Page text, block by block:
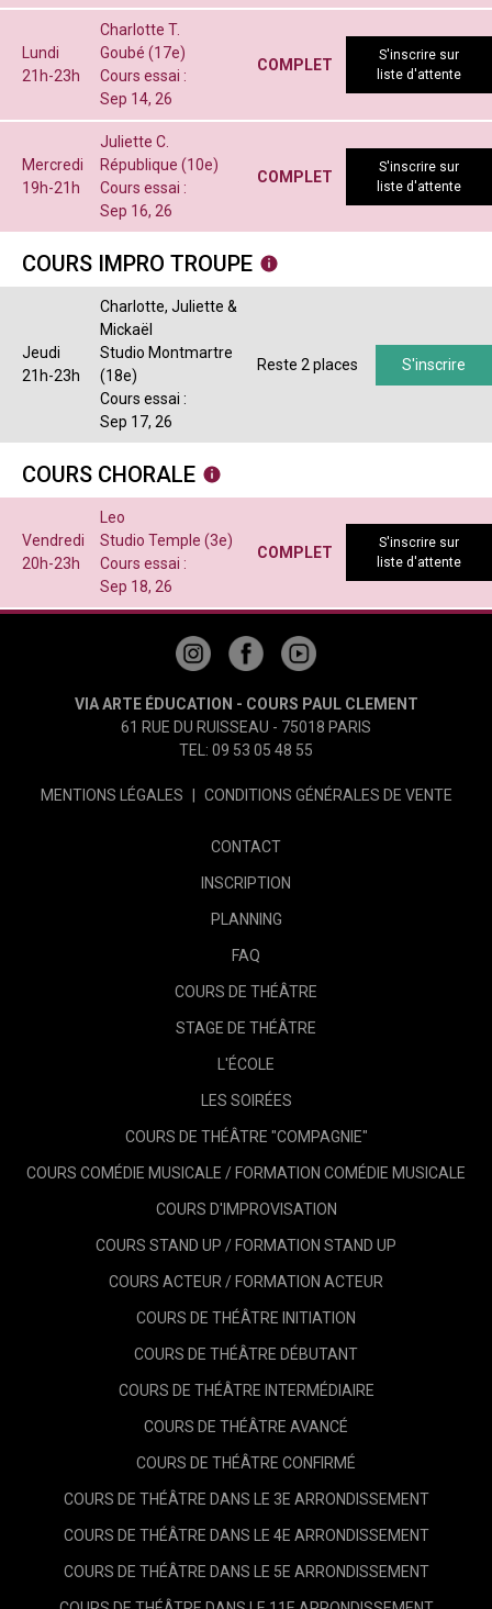
Lundi
21h-23h
Charlotte T.
Goubé (17e)
Cours essai :
Sep 14, 26
COMPLET
S'inscrire sur
liste d'attente
Mercredi
19h-21h
Juliette C.
République (10e)
Cours essai :
Sep 16, 26
COMPLET
S'inscrire sur
liste d'attente
COURS IMPRO TROUPE
Jeudi
21h-23h
Charlotte, Juliette &
Mickaël
Studio Montmartre
(18e)
Cours essai :
Sep 17, 26
Reste 2 places S'inscrire
COURS CHORALE
Vendredi
20h-23h
Leo
Studio Temple (3e)
Cours essai :
Sep 18, 26
COMPLET
S'inscrire sur
liste d'attente
VIA ARTE ÉDUCATION - COURS PAUL CLEMENT
61 RUE DU RUISSEAU - 75018 PARIS
TEL: 09 53 05 48 55
MENTIONS LÉGALES CONDITIONS GÉNÉRALES DE VENTE
CONTACT
INSCRIPTION
PLANNING
FAQ
COURS DE THÉÂTRE
STAGE DE THÉÂTRE
L'ÉCOLE
LES SOIRÉES
COURS DE THÉÂTRE "COMPAGNIE"
COURS COMÉDIE MUSICALE / FORMATION COMÉDIE MUSICALE
COURS D'IMPROVISATION
COURS STAND UP / FORMATION STAND UP
COURS ACTEUR / FORMATION ACTEUR
COURS DE THÉÂTRE INITIATION
COURS DE THÉÂTRE DÉBUTANT
COURS DE THÉÂTRE INTERMÉDIAIRE
COURS DE THÉÂTRE AVANCÉ
COURS DE THÉÂTRE CONFIRMÉ
COURS DE THÉÂTRE DANS LE 3E ARRONDISSEMENT
COURS DE THÉÂTRE DANS LE 4E ARRONDISSEMENT
COURS DE THÉÂTRE DANS LE 5E ARRONDISSEMENT